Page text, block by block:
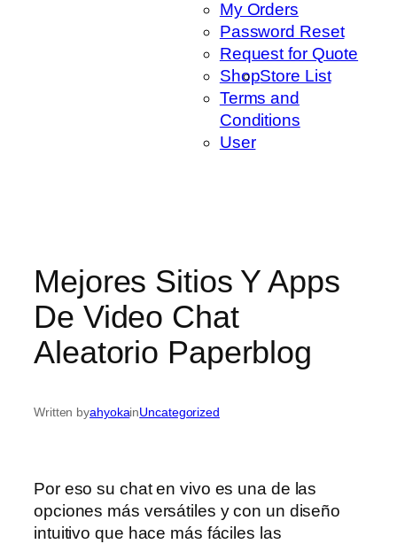
My Orders
Password Reset
Request for Quote
ShopStore List
Terms and
Conditions
User
Mejores Sitios Y Apps
De Video Chat
Aleatorio Paperblog
Written byahyokainUncategorized
Por eso su chat en vivo es una de las
opciones más versátiles y con un diseño
intuitivo que hace más fáciles las